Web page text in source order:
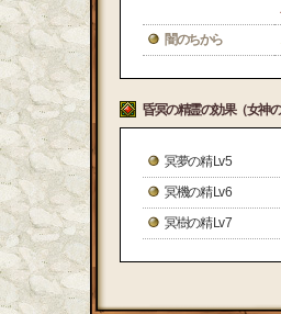
闇のちから
昏冥の精霊の効果（女神
冥夢の精 Lv 5
冥機の精 Lv 6
冥樹の精 Lv 7